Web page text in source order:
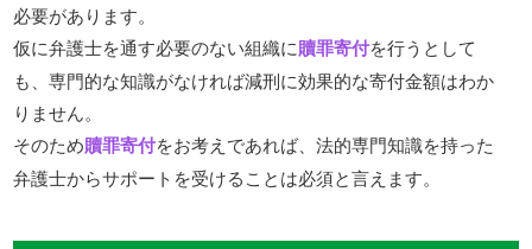
必要があります。
仮に弁護士を通す必要のない組織に贖罪寄付を行うとして
も、専門的な知識がなければ減刑に効果的な寄付金額はわか
りません。
そのため贖罪寄付をお考えであれば、法的専門知識を持った
弁護士からサポートを受けることは必須と言えます。